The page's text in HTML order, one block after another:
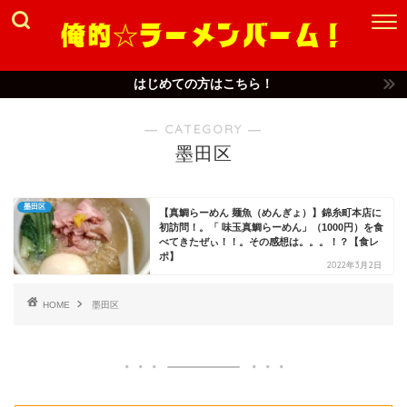
はじめての方はこちら！
― CATEGORY ―
墨田区
墨田区
【真鯛らーめん 麺魚（めんぎょ）】錦糸町本店に
初訪問！。「 味玉真鯛らーめん」（1000円）を食
べてきたぜぃ！！。その感想は。。。！？【食レ
ポ】
2022年3月2日
HOME 墨田区